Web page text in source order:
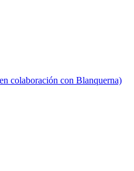
colaboración con Blanquerna)